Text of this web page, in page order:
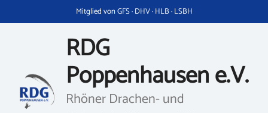
Inhalt
Mitglied von GFS · DHV · HLB · LSBH
RDG
Poppenhausen e.V.
Rhöner Drachen- und